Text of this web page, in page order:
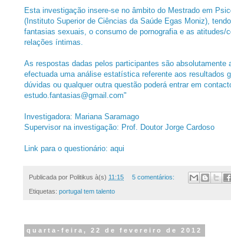
Esta investigação insere-se no âmbito do Mestrado em
(Instituto Superior de Ciências da Saúde Egas Moniz),
fantasias sexuais, o consumo de pornografia e as atitudes/
relações íntimas.
As respostas dadas pelos participantes são absolutamente
efectuada uma análise estatística referente aos resultados
dúvidas ou qualquer outra questão poderá entrar em
estudo.fantasias@gmail.com"
Investigadora: Mariana Saramago
Supervisor na investigação: Prof. Doutor Jorge Cardoso
Link para o questionário: aqui
Publicada por Politikus à(s) 11:15 5 comentários:
Etiquetas: portugal tem talento
quarta-feira, 22 de fevereiro de 2012